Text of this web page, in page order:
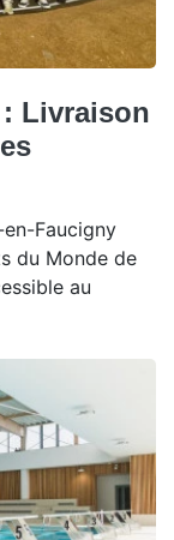
Livraison
Faucigny
du Monde de
au